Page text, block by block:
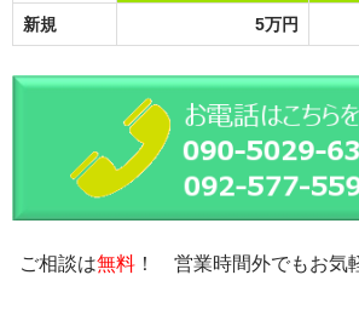
新規 5万円
ご相談は無料 ！ 営業時間外でもお気